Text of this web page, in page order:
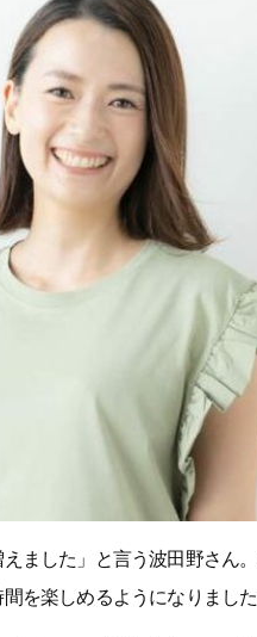
ました」と言う波田野さん
を楽しめるようになりました